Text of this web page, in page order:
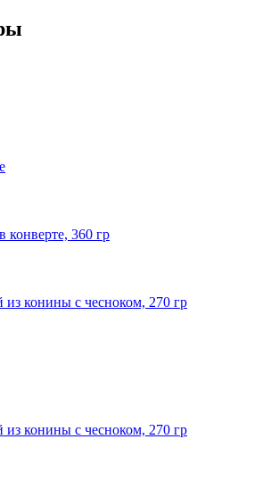
конверте, 360 гр
конины с чесноком, 270 гр
конины с чесноком, 270 гр